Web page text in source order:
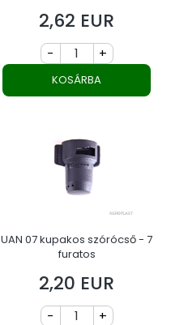
Ár
2,62 EUR
- +
KOSÁRBA
UAN 07 kupakos szórócső - 7
furatos
Ár
2,20 EUR
- +